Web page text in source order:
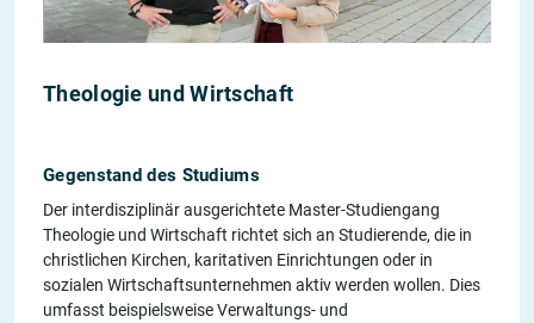
Theologie und Wirtschaft
Gegenstand des Studiums
Der interdisziplinär ausgerichtete Master-Studiengang
Theologie und Wirtschaft richtet sich an Studierende, die in
christlichen Kirchen, karitativen Einrichtungen oder in
sozialen Wirtschaftsunternehmen aktiv werden wollen. Dies
umfasst beispielsweise Verwaltungs- und